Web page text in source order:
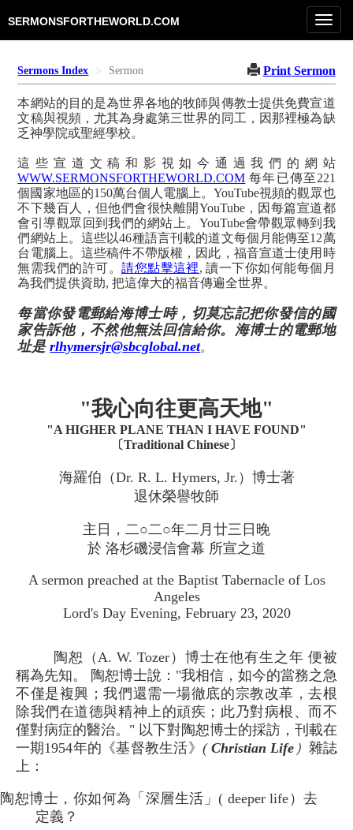
SERMONSFORTHEWORLD.COM
Sermons Index Sermon Print Sermon
本網站的目的是為世界各地的牧師與傳教士提供免費宣道
文稿與視頻，尤其為身處第三世界的同工，因那裡極為缺
乏神學院或聖經學校。
這些宣道文稿和影視如今通過我們的網站
WWW.SERMONSFORTHEWORLD.COM 每年已傳至221
個國家地區的150萬台個人電腦上。YouTube視頻的觀眾也
不下幾百人，但他們會很快離開YouTube，因每篇宣道都
會引導觀眾回到我們的網站上。YouTube會帶觀眾轉到我
們網站上。這些以46種語言刊載的道文每個月能傳至12萬
台電腦上。這些稿件不帶版權，因此，福音宣道士使用時
無需我們的許可。請您點擊這裡, 讀一下你如何能每個月
為我們提供資助, 把這偉大的福音傳遍全世界。
每當你發電郵給海博士時，切莫忘記把你發信的國
家告訴他，不然他無法回信給你。海博士的電郵地
址是rlhymersjr@sbcglobal.net。
"我心向往更高天地"
"A HIGHER PLANE THAN I HAVE FOUND"
〔Traditional Chinese〕
海羅伯（Dr. R. L. Hymers, Jr.）博士著
退休榮譽牧師
主日，二○二○年二月廿三日晚
於 洛杉磯浸信會幕 所宣之道
A sermon preached at the Baptist Tabernacle of Los
Angeles
Lord's Day Evening, February 23, 2020
陶恕（A. W. Tozer）博士在他有生之年 便被
稱為先知。 陶恕博士說："我相信，如今的當務之急
不僅是複興；我們還需一場徹底的宗教改革，去根
除我們在道德與精神上的頑疾；此乃對病根、而不
僅對病症的醫治。" 以下對陶恕博士的採訪，刊載在
一期1954年的《基督教生活》 (Christian Life ） 雜誌
上：
恕博士，你如何為「深層生活」( deeper life）去
定義？